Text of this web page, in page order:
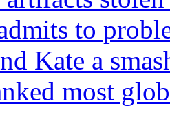
to
Kate a
most